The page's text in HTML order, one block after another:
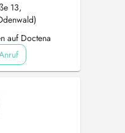
13,
auf Doctena